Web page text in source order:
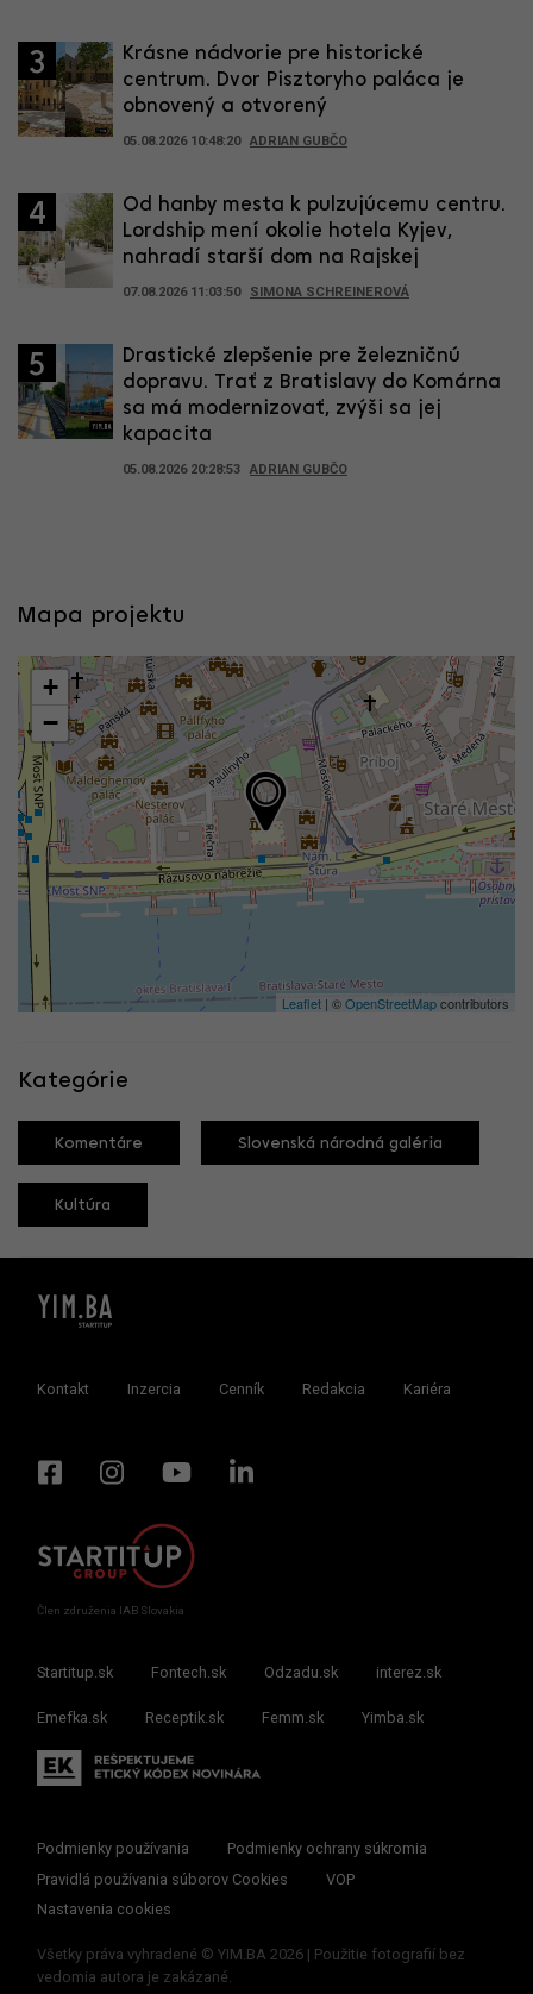
3
Krásne nádvorie pre historické
centrum. Dvor Pisztoryho paláca je
obnovený a otvorený
05.08.2026 10:48:20 ADRIAN GUBČO
4
Od hanby mesta k pulzujúcemu centru.
Lordship mení okolie hotela Kyjev,
nahradí starší dom na Rajskej
07.08.2026 11:03:50 SIMONA SCHREINEROVÁ
5
Drastické zlepšenie pre železničnú
dopravu. Trať z Bratislavy do Komárna
sa má modernizovať, zvýši sa jej
kapacita
05.08.2026 20:28:53 ADRIAN GUBČO
Mapa projektu
+
−
Leaflet | ©OpenStreetMapcontributors
Kategórie
Komentáre Slovenská národná galéria
Kultúra
Kontakt Inzercia Cenník Redakcia Kariéra
Člen združenia IAB Slovakia
Startitup.sk Fontech.sk Odzadu.sk interez.sk
Emefka.sk Receptik.sk Femm.sk Yimba.sk
Podmienky používania
Podmienky ochrany súkromia
Pravidlá používania súborov Cookies
VOP
Nastavenia cookies
Všetky práva vyhradené © YIM.BA 2026 | Použitie fotografií bez
vedomia autora je zakázané.